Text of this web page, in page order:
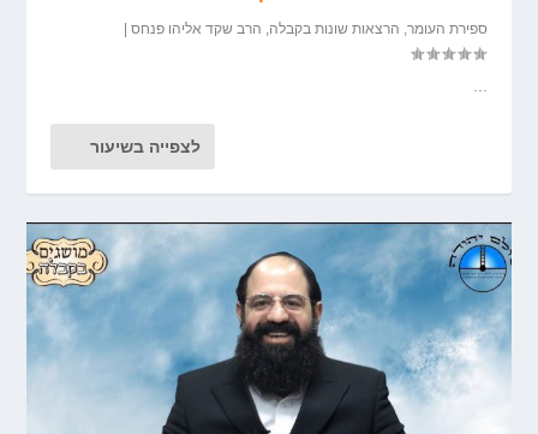
ספירת העומר הרצאות שונות בקבלה הרב שקד אליהו פנחס |
לצפייה בשיעור